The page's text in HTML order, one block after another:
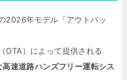
2026年モデル「アウトバッ
OTA）によって提供される
速道路ハンズフリー運転シス